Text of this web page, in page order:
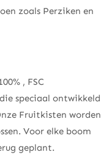
zoals Perziken en
, FSC
speciaal ontwikkeld
Fruitkisten worden
Voor elke boom
geplant.